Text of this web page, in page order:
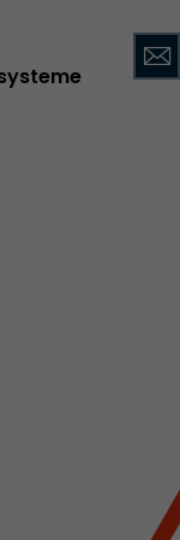
Für die